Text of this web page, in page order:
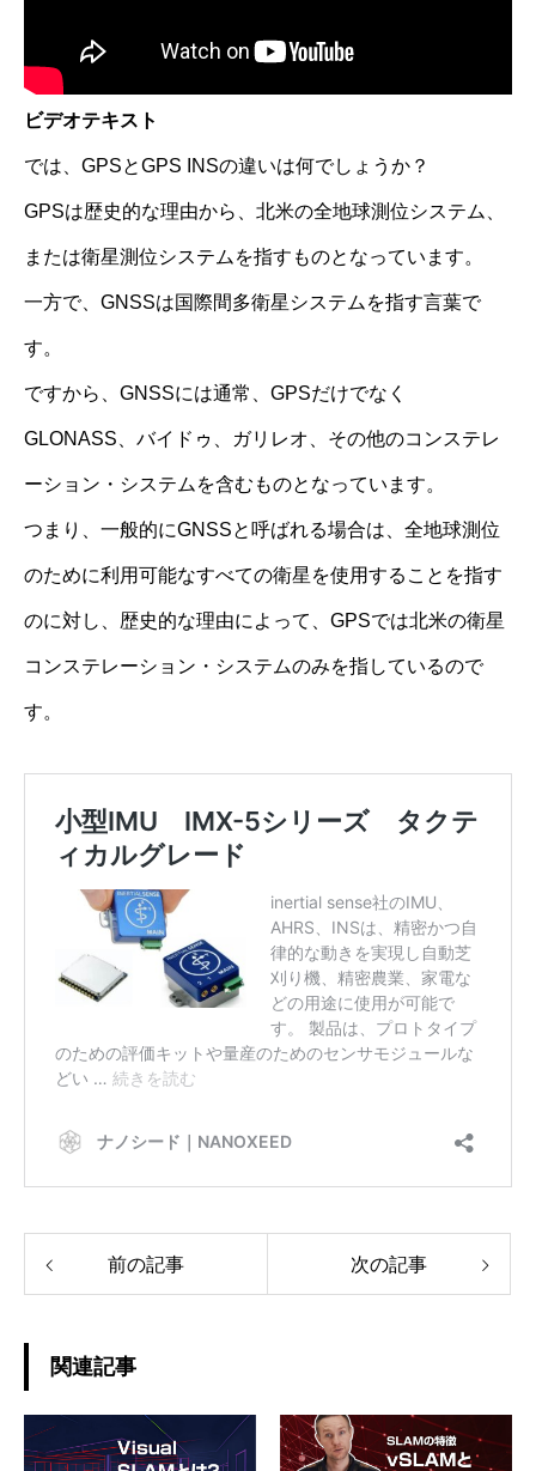
ビデオテキスト
では、GPSとGPS INSの違いは何でしょうか？
GPSは歴史的な理由から、北米の全地球測位システム、
または衛星測位システムを指すものとなっています。
一方で、GNSSは国際間多衛星システムを指す言葉で
す。
ですから、GNSSには通常、GPSだけでなく
GLONASS、バイドゥ、ガリレオ、その他のコンステレ
ーション・システムを含むものとなっています。
つまり、一般的にGNSSと呼ばれる場合は、全地球測位
のために利用可能なすべての衛星を使用することを指す
のに対し、歴史的な理由によって、GPSでは北米の衛星
コンステレーション・システムのみを指しているので
す。
前の記事 次の記事
関連記事